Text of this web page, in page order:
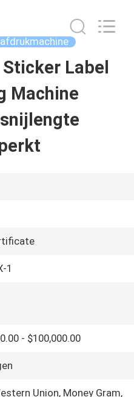
Label
Machine
1
- $100,000.00
Union, Money Gram,